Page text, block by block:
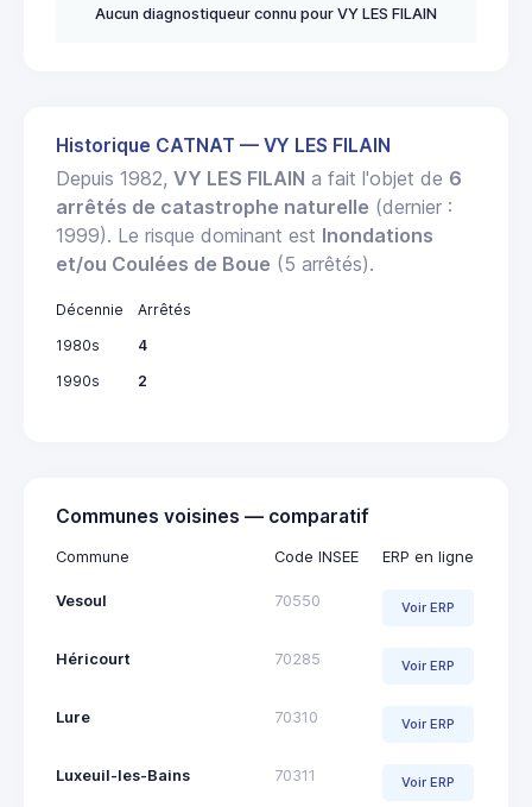
Aucun diagnostiqueur connu pour VY LES FILAIN
Historique CATNAT — VY LES FILAIN
Depuis 1982, VY LES FILAIN a fait l'objet de 6
arrêtés de catastrophe naturelle (dernier :
1999). Le risque dominant est Inondations
et/ou Coulées de Boue (5 arrêtés).
Décennie
Arrêtés
1980s
4
1990s
2
Communes voisines — comparatif
Commune Code INSEE ERP en ligne
Vesoul 70550 Voir ERP
Héricourt 70285 Voir ERP
Lure 70310 Voir ERP
Luxeuil-les-Bains 70311 Voir ERP